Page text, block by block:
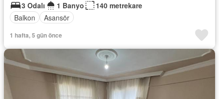
3 Odalı
1 Banyo
140 metrekare
Balkon
Asansör
1 hafta, 5 gün önce